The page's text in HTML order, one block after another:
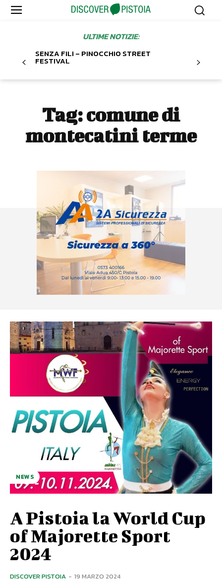
ULTIME NOTIZIE:
SENZA FILI – PINOCCHIO STREET
FESTIVAL
Tag:comune di
montecatini terme
NEWS
A Pistoia la World Cup
of Majorette Sport
2024
DISCOVER PISTOIA - 19 MARZO 2024